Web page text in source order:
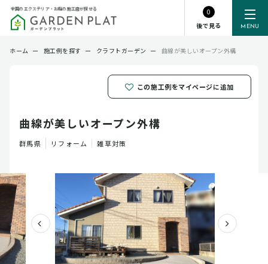
MENU
全国のエクステリア・お庭の施工店が探せる
0
後で見る
ホーム ー 施工例を探す ー クラフトガーデン ー 曲線が美しいオープン外構
この施工例をマイページに追加
曲線が美しいオープン外構
群馬県 リフォーム 雑草対策